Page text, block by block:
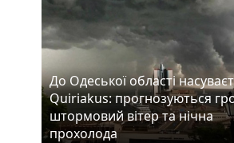
До Одеської області
Quiriakus: прогнозуються
штормовий вітер та нічна
прохолода